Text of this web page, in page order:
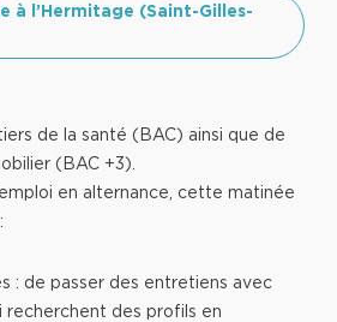
à l’Hermitage (Saint-Gilles-
de la santé (BAC) ainsi que de
(BAC +3).
en alternance, cette matinée
: de passer des entretiens avec
recherchent des profils en